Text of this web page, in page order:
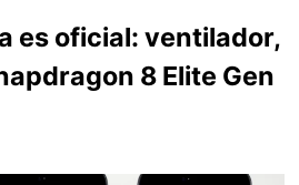
es oficial: ventilador,
8 Elite Gen